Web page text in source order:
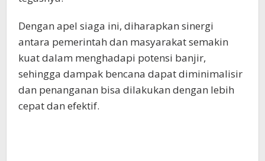
Dengan apel siaga ini, diharapkan sinergi
antara pemerintah dan masyarakat semakin
kuat dalam menghadapi potensi banjir,
sehingga dampak bencana dapat diminimalisir
dan penanganan bisa dilakukan dengan lebih
cepat dan efektif.